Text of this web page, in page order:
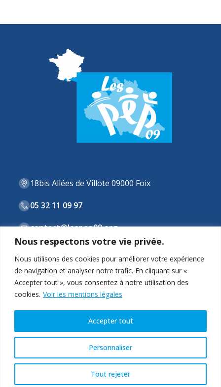
Nous respectons votre vie privée.
Nous utilisons des cookies pour améliorer votre expérience
de navigation et analyser notre trafic. En cliquant sur «
Accepter tout », vous consentez à notre utilisation des
cookies. Voir les mentions légales
Personnaliser
Tout rejeter
Accepter tout
18bis Allées de Villote 09000 Foix
05 32 11 09 97
contact@lespep09.org
ASSOCIATION
STRUCTURES & DISPOSITIFS
CONTACT
Copyright © 2026 - Les PEP 09 |Mentions légales